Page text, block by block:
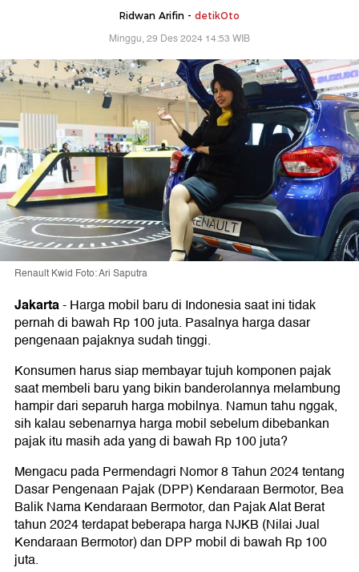
Ridwan Arifin - detikOto
Minggu, 29 Des 2024 14:53 WIB
Renault Kwid Foto: Ari Saputra
Jakarta-Harga mobil baru di Indonesia saat ini tidak
pernah di bawah Rp 100 juta. Pasalnya harga dasar
pengenaan pajaknya sudah tinggi.
Konsumen harus siap membayar tujuh komponen pajak
saat membeli baru yang bikin banderolannya melambung
hampir dari separuh harga mobilnya. Namun tahu nggak,
sih kalau sebenarnya harga mobil sebelum dibebankan
pajak itu masih ada yang di bawah Rp 100 juta?
Mengacu pada Permendagri Nomor 8 Tahun 2024 tentang
Dasar Pengenaan Pajak (DPP) Kendaraan Bermotor, Bea
Balik Nama Kendaraan Bermotor, dan Pajak Alat Berat
tahun 2024 terdapat beberapa harga NJKB (Nilai Jual
Kendaraan Bermotor) dan DPP mobil di bawah Rp 100
juta.